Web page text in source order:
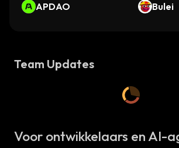
APDAO
Bulei
Team Updates
Voor ontwikkelaars en AI-